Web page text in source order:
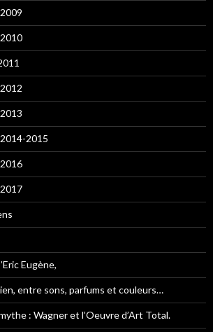
2015
Eugène,
entre sons, parfums et couleurs…
: Wagner et l’Oeuvre d’Art Total.